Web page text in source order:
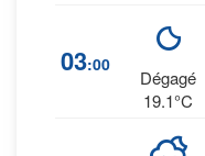
03:00
Dégagé
19.1°C